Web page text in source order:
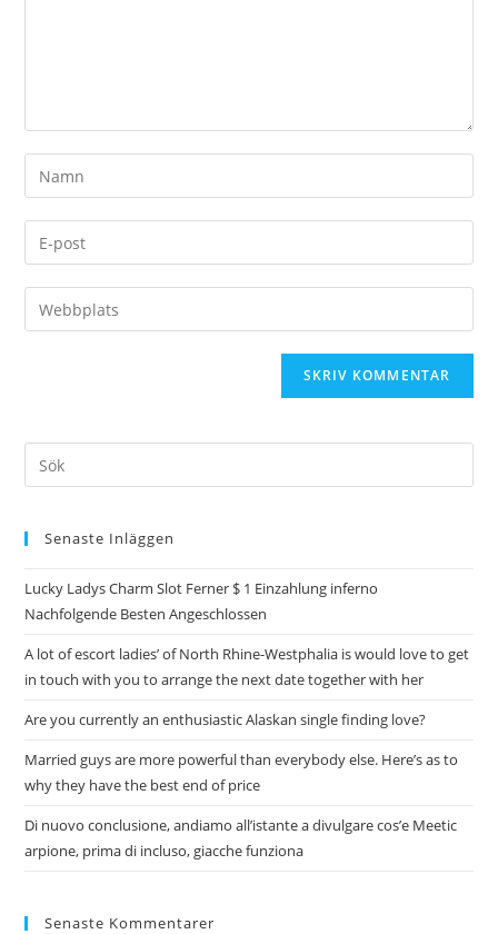
Senaste Inläggen
Lucky Ladys Charm Slot Ferner $ 1 Einzahlung inferno
Nachfolgende Besten Angeschlossen
A lot of escort ladies’ of North Rhine-Westphalia is would love to get
in touch with you to arrange the next date together with her
Are you currently an enthusiastic Alaskan single finding love?
Married guys are more powerful than everybody else. Here’s as to
why they have the best end of price
Di nuovo conclusione, andiamo all’istante a divulgare cos’e Meetic
arpione, prima di incluso, giacche funziona
Senaste Kommentarer